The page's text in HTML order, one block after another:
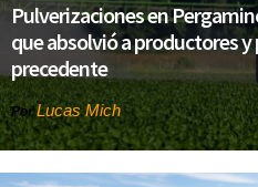
Pulverizaciones en
que absolvió a productores
precedente
Por Lucas Mich